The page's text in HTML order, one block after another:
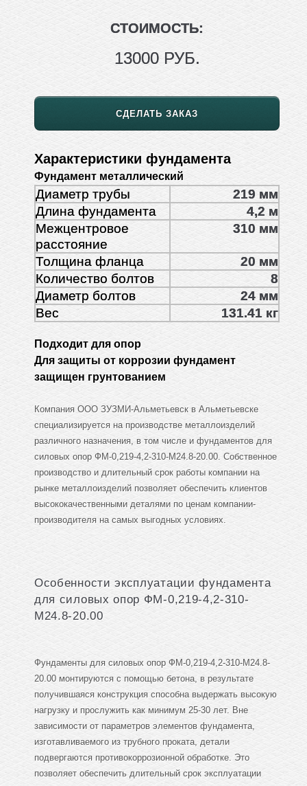
СТОИМОСТЬ:
13000 РУБ.
СДЕЛАТЬ ЗАКАЗ
Характеристики фундамента
Фундамент металлический
Диаметр трубы
219 мм
Длина фундамента
4,2 м
Межцентровое
расстояние
310 мм
Толщина фланца
20 мм
Количество болтов
8
Диаметр болтов
24 мм
Вес
131.41 кг
Подходит для опор
Для защиты от коррозии фундамент
защищен грунтованием
Компания ООО ЗУЗМИ-Альметьевск в Альметьевске
специализируется на производстве металлоизделий
различного назначения, в том числе и фундаментов для
силовых опор ФМ-0,219-4,2-310-М24.8-20.00. Собственное
производство и длительный срок работы компании на
рынке металлоизделий позволяет обеспечить клиентов
высококачественными деталями по ценам компании-
производителя на самых выгодных условиях.
Особенности эксплуатации фундамента
для силовых опор ФМ-0,219-4,2-310-
М24.8-20.00
Фундаменты для силовых опор ФМ-0,219-4,2-310-М24.8-
20.00 монтируются с помощью бетона, в результате
получившаяся конструкция способна выдержать высокую
нагрузку и прослужить как минимум 25-30 лет. Вне
зависимости от параметров элементов фундамента,
изготавливаемого из трубного проката, детали
подвергаются противокоррозионной обработке. Это
позволяет обеспечить длительный срок эксплуатации